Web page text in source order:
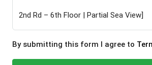
By submitting this form I agree to